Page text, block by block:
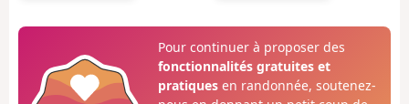
Pour continuer à proposer des
fonctionnalités gratuites et
pratiquesen randonnée, soutenez-